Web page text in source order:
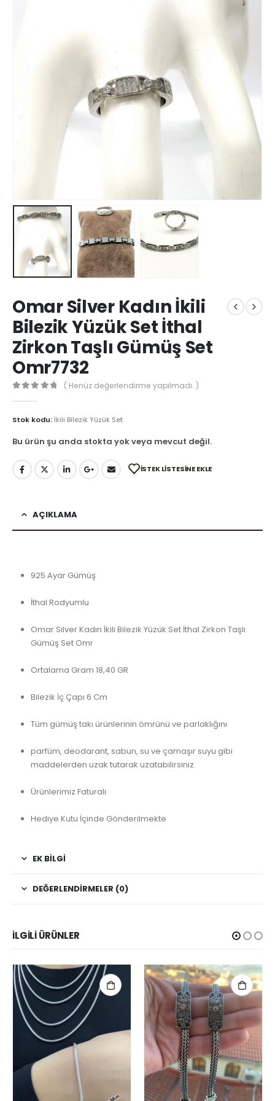
Omar Silver Kadın İkili
Bilezik Yüzük Set İthal
Zirkon Taşlı Gümüş Set
Omr7732
( Henüz değerlendirme yapılmadı. )
Stok kodu: İkili Bilezik Yüzük Set
Bu ürün şu anda stokta yok veya mevcut değil.
İSTEK LISTESINE EKLE
AÇIKLAMA
925 Ayar Gümüş
İthal Rodyumlu
Omar Silver Kadın İkili Bilezik Yüzük Set İthal Zirkon Taşlı
Gümüş Set Omr
Ortalama Gram 18,40 GR
Bilezik İç Çapı 6 Cm
Tüm gümüş takı ürünlerinin ömrünü ve parlaklığını
parfüm, deodarant, sabun, su ve çamaşır suyu gibi
maddelerden uzak tutarak uzatabilirsiniz.
Ürünlerimiz Faturalı
Hediye Kutu İçinde Gönderilmekte
EK BILGI
DEĞERLENDIRMELER (0)
İLGILI ÜRÜNLER